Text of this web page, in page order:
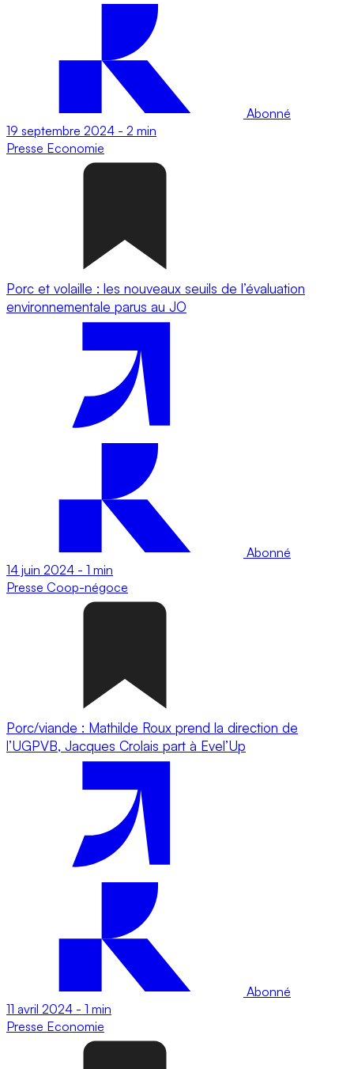
Abonné
19 septembre 2024 - 2 min
Presse Economie
Porc et volaille : les nouveaux seuils de l’évaluation
environnementale parus au JO
Abonné
14 juin 2024 - 1 min
Presse Coop-négoce
Porc/viande : Mathilde Roux prend la direction de
l’UGPVB, Jacques Crolais part à Evel’Up
Abonné
11 avril 2024 - 1 min
Presse Economie